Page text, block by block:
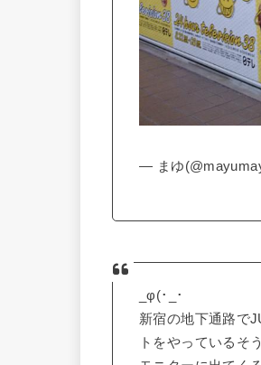
— まゆ
_φ(･_･
新宿の地下通路で
トをやっているそう